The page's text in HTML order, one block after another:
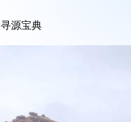
寻源宝典